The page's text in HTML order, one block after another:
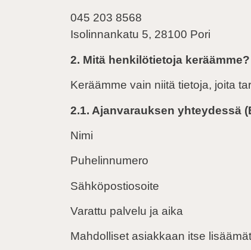
045 203 856⁠8
Isolinnankatu 5, 28100 Pori
2. Mitä henkilötietoja keräämme?
Keräämme vain niitä tietoja, joita
2.1. Ajanvarauksen yhteydessä
Nimi
Puhelinnumero
Sähköpostiosoite
Varattu palvelu ja aika
Mahdolliset asiakkaan itse